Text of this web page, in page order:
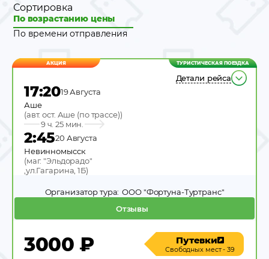
Сортировка
По возрастанию цены
По времени отправления
АКЦИЯ ТУРИСТИЧЕСКАЯ ПОЕЗДКА
Детали рейса
17:2019 Августа
Аше
(авт. ост. Аше (по трассе))
9 ч. 25 мин.
2:4520 Августа
Невинномысск
(маг. "Эльдорадо"
,ул.Гагарина, 1Б)
Отзывы
Организатор тура: ООО "Фортуна-Туртранс"
3000 ₽ Путевки
Свободных мест - 39